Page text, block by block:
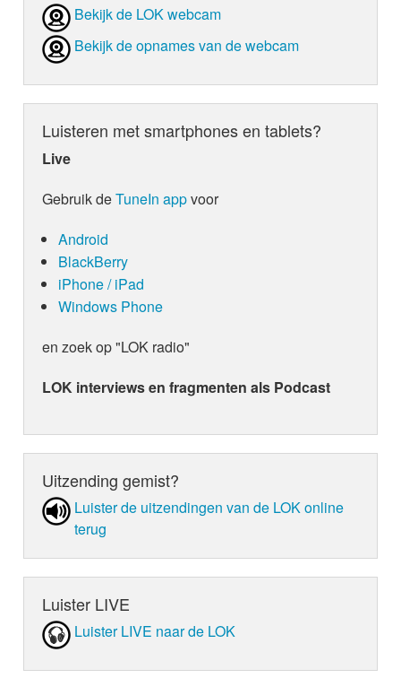
Bekijk de LOK webcam
Bekijk de opnames van de webcam
Luisteren met smartphones en tablets?
Live
Gebruik deTuneIn appvoor
Android
BlackBerry
iPhone / iPad
Windows Phone
en zoek op "LOK radio"
LOK interviews en fragmenten als Podcast
Uitzending gemist?
Luister de uit­zen­din­gen van de LOK online
terug
Luister LIVE
Luister LIVE naar de LOK